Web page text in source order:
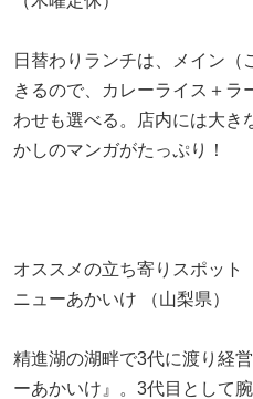
日替わりランチは、メイン
きるので、カレーライス＋ラ
わせも選べる。店内には大き
かしのマンガがたっぷり！
オススメの立ち寄りスポット
ニューあかいけ （山梨県）
精進湖の湖畔で3代に渡り経
ーあかいけ』。3代目として